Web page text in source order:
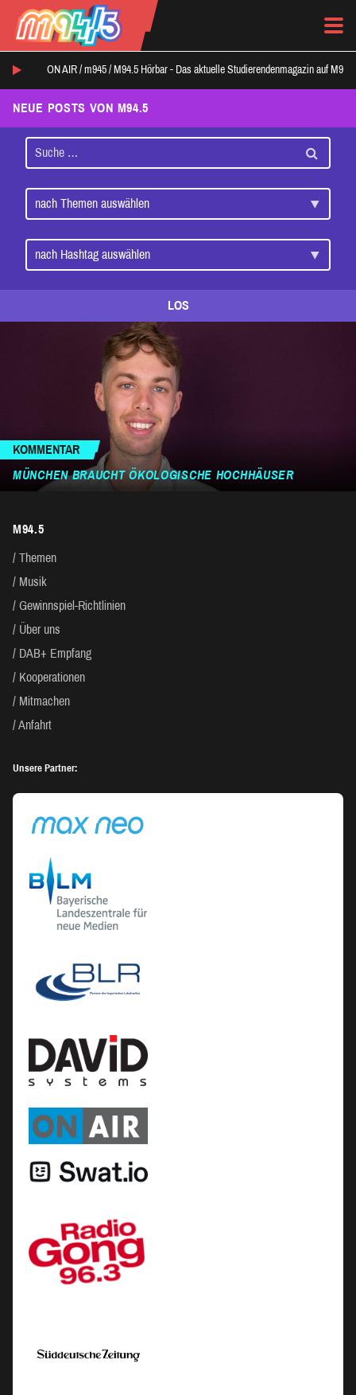
ON AIR / m945 / M94.5 Hörbar - Das aktuelle Studierendenmagazin auf M94.5
NEUE POSTS VON M94.5
LOS
KOMMENTAR
MÜNCHEN BRAUCHT ÖKOLOGISCHE HOCHHÄUSER
M94.5
Themen
Musik
Gewinnspiel-Richtlinien
Über uns
DAB+ Empfang
Kooperationen
Mitmachen
Anfahrt
Unsere Partner: